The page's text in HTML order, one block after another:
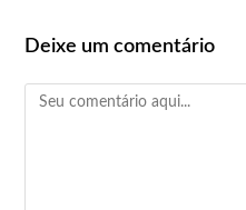
Deixe um comentário